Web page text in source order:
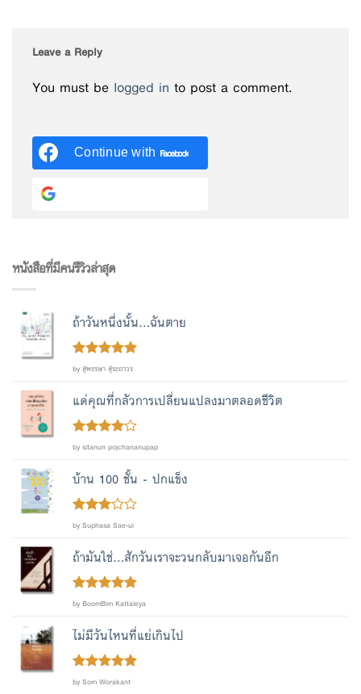
Leave a Reply
You must be logged in to post a comment.
Continue with Facebook
หนังสือที่มีคนรีวิวล่าสุด
ถ้าวันหนึ่งนั้น...ฉันตาย
Rated 5out
by สุพรรษา สุระถาวร
แด่คุณที่กลัวการเปลี่ยนแปลงมาตลอดชีวิต
Rated4
by sitanun pojchananupap
บ้าน 100 ชั้น - ปกแข็ง
Rated
of 5
by Suphasa Sae-ui
ถ้ามันใช่...สักวันเราจะวนกลับมาเจอกันอีก
Rated5out
by BoomBim Kattaleya
ไม่มีวันไหนที่แย่เกินไป
Rated5out
by Som Worakant